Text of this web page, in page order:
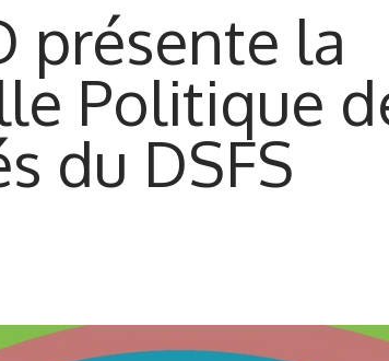
présente la
Politique
du DSFS